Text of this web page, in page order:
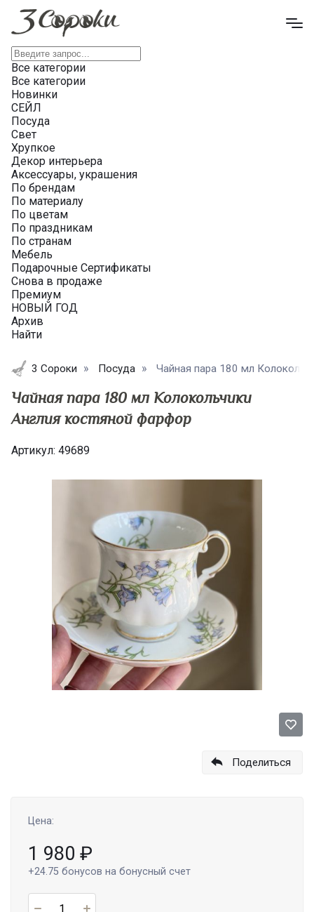
Все категории
Все категории
Новинки
СЕЙЛ
Посуда
Свет
Хрупкое
Декор интерьера
Аксессуары, украшения
По брендам
По материалу
По цветам
По праздникам
По странам
Мебель
Подарочные Сертификаты
Снова в продаже
Премиум
НОВЫЙ ГОД
Архив
Найти
3 Сороки Посуда Чайная пара 180 мл
Чайная пара 180 мл Колокольчики
Англия костяной фарфор
Артикул: 49689
Поделиться
Цена:
1 980 ₽
+24.75 бонусов на бонусный счет